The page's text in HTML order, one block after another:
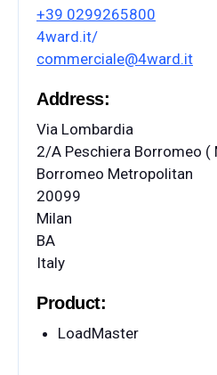
+39 0299265800
4ward.it/
commerciale@4ward.it
Address:
Via Lombardia
2/A Peschiera Borromeo (
Borromeo Metropolitan
20099
Milan
BA
Italy
Product:
LoadMaster